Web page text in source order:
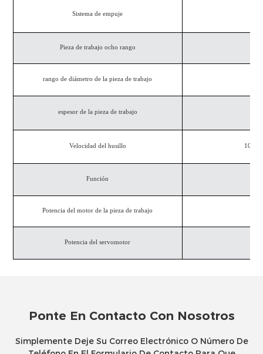
Sistema de empuje
Pieza de trabajo ocho rango
rango de diámetro de la pieza de trabajo
espesor de la pieza de trabajo
Velocidad del husillo 100-
Función
Potencia del motor de la pieza de trabajo
Potencia del servomotor
Ponte En Contacto Con Nosotros
Simplemente Deje Su Correo Electrónico O Número De